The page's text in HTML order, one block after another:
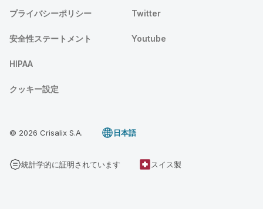
プライバシーポリシー
安全性ステートメント
HIPAA
クッキー設定
Twitter
Youtube
© 2026 Crisalix S.A. 日本語
統計学的に証明されています スイス製